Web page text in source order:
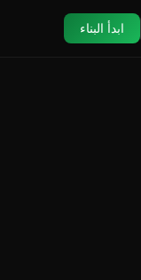
ابدأ البناء